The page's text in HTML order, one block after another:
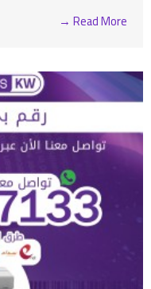
Read More →